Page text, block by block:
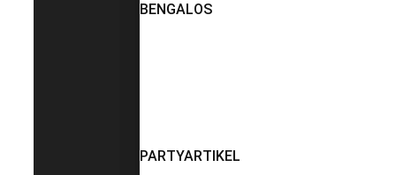
BENGALOS
PARTYARTIKEL